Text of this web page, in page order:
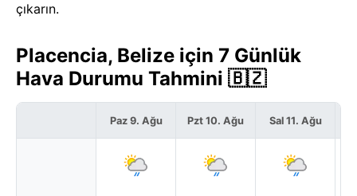
çıkarın.
Placencia, Belize için 7 Günlük
Hava Durumu Tahmini 🇧🇿
Paz 9. Ağu Pzt 10. Ağu Sal 11. Ağu